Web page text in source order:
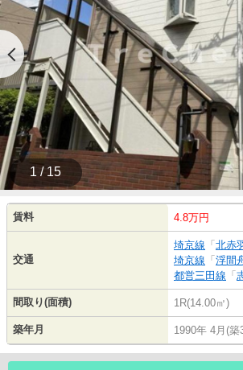
1 / 15
賃料 4.8万円
交通
埼京線 「 北赤
埼京線 「 浮間
都営三田線 「
間取り(面積) 1R(14.00㎡)
築年月 1990年 4月(築